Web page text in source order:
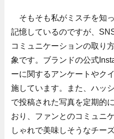
そもそも私がミスチを知
記憶しているのですが、
コミュニケーションの取り
象です。ブランドの公式
ーに関するアンケートやク
施しています。また、ハッ
で投稿された写真を定期的
おり、ファンとのコミュニ
しゃれで美味しそうなチー